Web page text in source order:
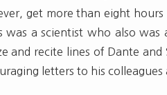
get more than eight
was a scientist who also was
and recite lines of Dante
letters to his colleagues